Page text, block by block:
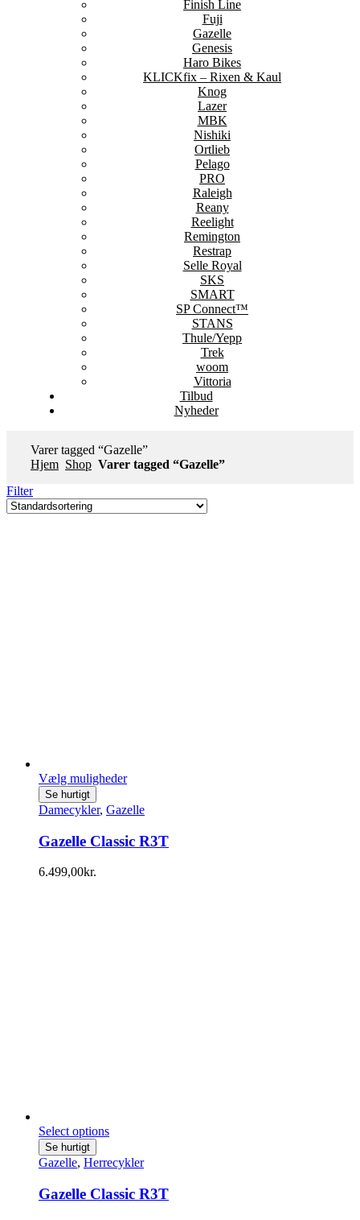
Finish Line
Fuji
Gazelle
Genesis
Haro Bikes
KLICKfix – Rixen & Kaul
Knog
Lazer
MBK
Nishiki
Ortlieb
Pelago
PRO
Raleigh
Reany
Reelight
Remington
Restrap
Selle Royal
SKS
SMART
SP Connect™
STANS
Thule/Yepp
Trek
woom
Vittoria
Tilbud
Nyheder
Varer tagged “Gazelle”
Hjem Shop Varer tagged “Gazelle”
Filter
Vælg muligheder
Dette
vare
flere
varianter.
Mulighederne
kan
Se hurtigt
Damecykler, Gazelle
Gazelle Classic R3T
6.499,00kr.
Select options
Se hurtigt
Gazelle, Herrecykler
Gazelle Classic R3T